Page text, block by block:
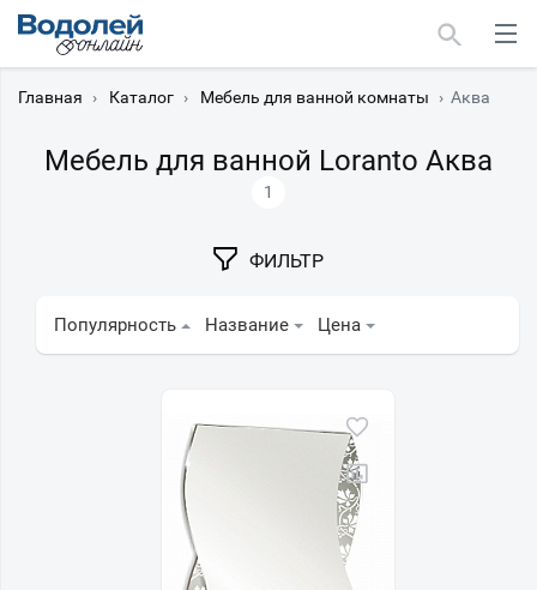
Главная › Каталог › Мебель для ванной комнаты › Аква
Мебель для ванной Loranto Аква
1
ФИЛЬТР
Популярность Название Цена